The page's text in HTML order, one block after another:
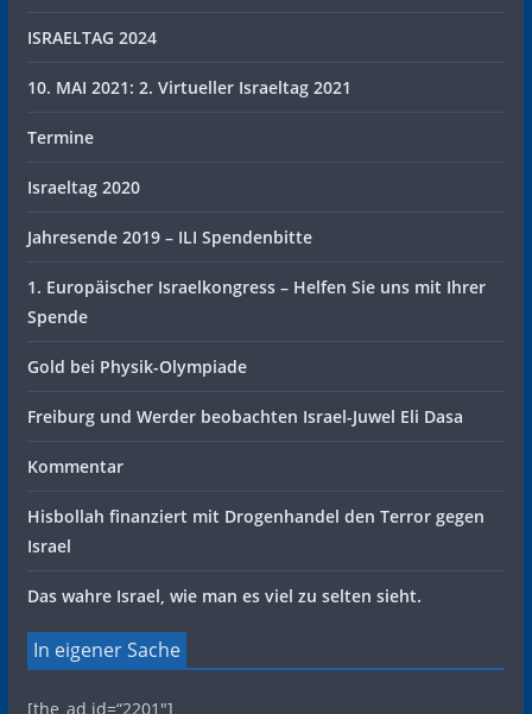
ISRAELTAG 2024
10. MAI 2021: 2. Virtueller Israeltag 2021
Termine
Israeltag 2020
Jahresende 2019 – ILI Spendenbitte
1. Europäischer Israelkongress – Helfen Sie uns mit Ihrer
Spende
Gold bei Physik-Olympiade
Freiburg und Werder beobachten Israel-Juwel Eli Dasa
Kommentar
Hisbollah finanziert mit Drogenhandel den Terror gegen
Israel
Das wahre Israel, wie man es viel zu selten sieht.
In eigener Sache
[the_ad id=“2201″]